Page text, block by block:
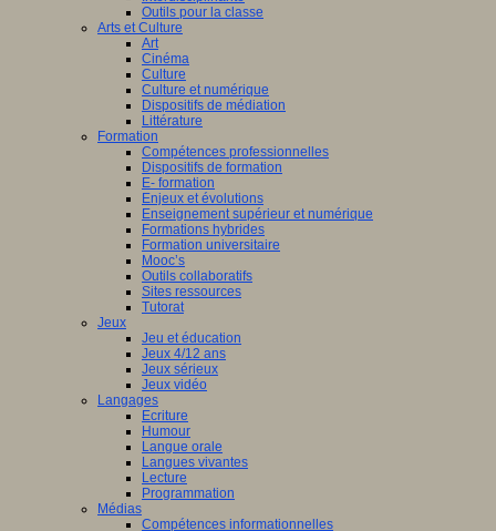
Outils pour la classe
Arts et Culture
Art
Cinéma
Culture
Culture et numérique
Dispositifs de médiation
Littérature
Formation
Compétences professionnelles
Dispositifs de formation
E- formation
Enjeux et évolutions
Enseignement supérieur et numérique
Formations hybrides
Formation universitaire
Mooc’s
Outils collaboratifs
Sites ressources
Tutorat
Jeux
Jeu et éducation
Jeux 4/12 ans
Jeux sérieux
Jeux vidéo
Langages
Ecriture
Humour
Langue orale
Langues vivantes
Lecture
Programmation
Médias
Compétences informationnelles